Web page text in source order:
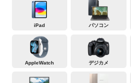
iPad パソコン
AppleWatch デジカメ